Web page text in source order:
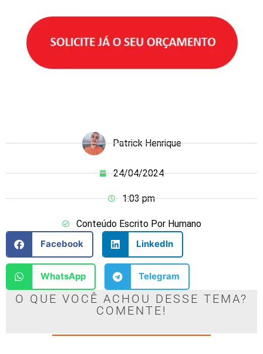
Patrick Henrique
24/04/2024
1:03 pm
Conteúdo Escrito Por Humano
Facebook
LinkedIn
WhatsApp Telegram
O QUE VOCÊ ACHOU DESSE TEMA?
COMENTE!